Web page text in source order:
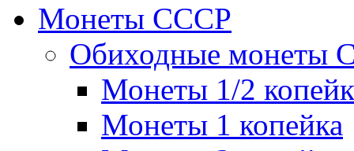
Монеты СССР
Обиходные монеты
Монеты 1/2
Монеты 1 копейка